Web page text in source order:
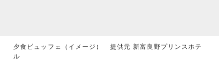
夕食ビュッフェ（イメージ） 提供元 新富良野プリンスホテ
ル